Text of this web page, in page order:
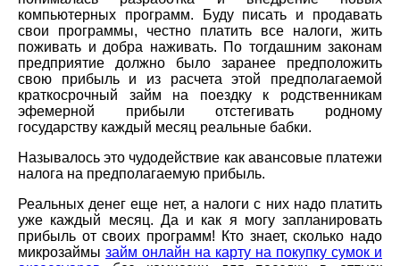
компьютерных программ. Буду писать и продавать
свои программы, честно платить все налоги, жить
поживать и добра наживать. По тогдашним законам
предприятие должно было заранее предположить
свою прибыль и из расчета этой предполагаемой
краткосрочный займ на поездку к родственникам
эфемерной прибыли отстегивать родному
государству каждый месяц реальные бабки.
Называлось это чудодействие как авансовые платежи
налога на предполагаемую прибыль.
Реальных денег еще нет, а налоги с них надо платить
уже каждый месяц. Да и как я могу запланировать
прибыль от своих программ! Кто знает, сколько надо
микрозаймы займ онлайн на карту на покупку сумок и